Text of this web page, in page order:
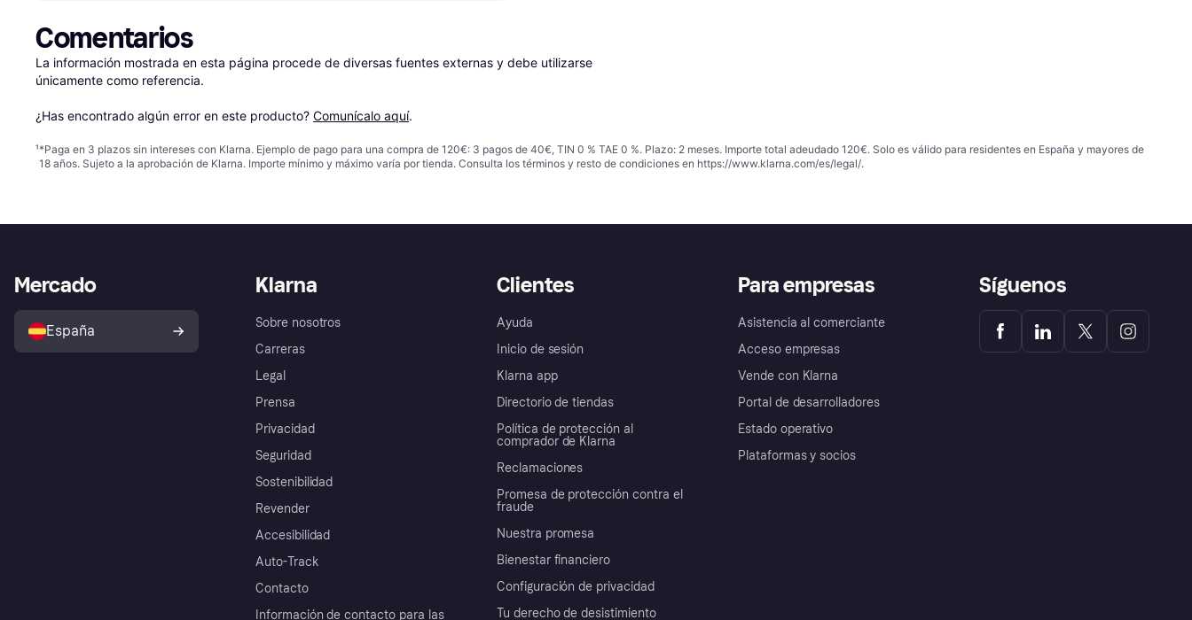
Comentarios
La información mostrada en esta página procede de diversas fuentes externas y debe utilizarse
únicamente como referencia.
¿Has encontrado algún error en este producto? Comunícalo aquí.
¹*Paga en 3 plazos sin intereses con Klarna. Ejemplo de pago para una compra de 120€: 3 pagos de 40€, TIN 0 % TAE 0 %. Plazo: 2 meses. Importe total adeudado 120€. Solo es válido para residentes en España y mayores de
18 años. Sujeto a la aprobación de Klarna. Importe mínimo y máximo varía por tienda. Consulta los términos y resto de condiciones en https://www.klarna.com/es/legal/.
Klarna
Sobre nosotros
Carreras
Legal
Prensa
Privacidad
Seguridad
Sostenibilidad
Revender
Accesibilidad
Auto-Track
Contacto
Información de contacto para las
Clientes
Ayuda
Inicio de sesión
Klarna app
Directorio de tiendas
Política de protección al
comprador de Klarna
Reclamaciones
Promesa de protección contra el
fraude
Nuestra promesa
Bienestar financiero
Configuración de privacidad
Tu derecho de desistimiento
Para empresas
Asistencia al comerciante
Acceso empresas
Vende con Klarna
Portal de desarrolladores
Estado operativo
Plataformas y socios
Mercado
España
Síguenos